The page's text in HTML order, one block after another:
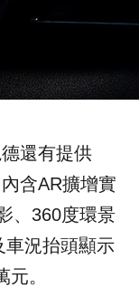
還有提供
含AR擴增實
、360度環景
車況抬頭顯示
。